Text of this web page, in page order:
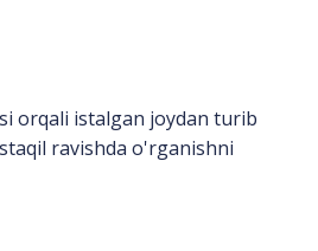
orqali istalgan joydan turib
ravishda o'rganishni